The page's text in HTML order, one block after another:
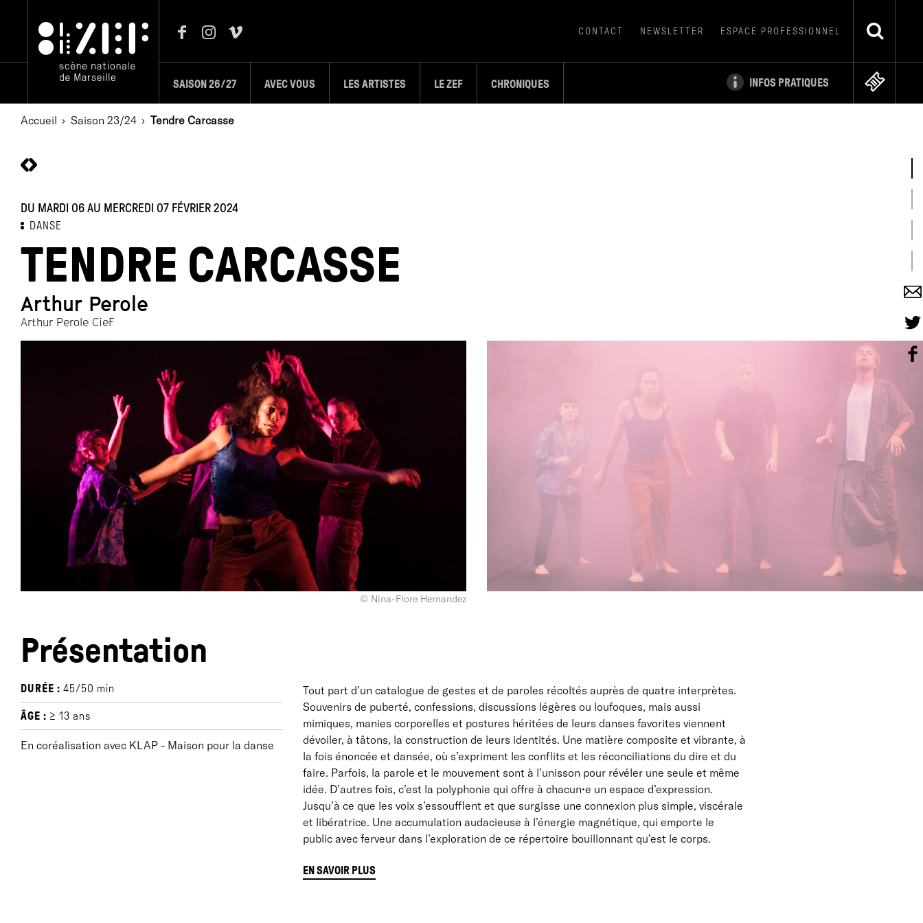
SAISON 26/27 AVEC VOUS LES ARTISTES LE ZEF CHRONIQUES INFOS PRATIQUES
CONTACT NEWSLETTER ESPACE PROFESSIONNEL
Accueil Saison 23/24 Tendre Carcasse
DU MARDI 06 AU MERCREDI 07 FÉVRIER 2024
DANSE
TENDRE CARCASSE
Arthur Perole
Arthur Perole CieF
© Nina-Flore Hernandez
Présentation
Tout part d’un catalogue de gestes et de paroles récoltés auprès de quatre interprètes.
Souvenirs de puberté, confessions, discussions légères ou loufoques, mais aussi
mimiques, manies corporelles et postures héritées de leurs danses favorites viennent
dévoiler, à tâtons, la construction de leurs identités. Une matière composite et vibrante, à
la fois énoncée et dansée, où s’expriment les conflits et les réconciliations du dire et du
faire. Parfois, la parole et le mouvement sont à l’unisson pour révéler une seule et même
idée. D’autres fois, c’est la polyphonie qui offre à chacun•e un espace d’expression.
Jusqu’à ce que les voix s’essoufflent et que surgisse une connexion plus simple, viscérale
et libératrice. Une accumulation audacieuse à l’énergie magnétique, qui emporte le
public avec ferveur dans l’exploration de ce répertoire bouillonnant qu’est le corps.
EN SAVOIR PLUS
DURÉE : 45/50 min
ÂGE : ≥ 13 ans
En coréalisation avec KLAP - Maison pour la danse